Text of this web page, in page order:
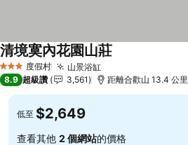
3 星級 度假村 山景浴缸查看價格
清境寞內花園山莊
8.9 超級讚 3,561 距離合歡山 13.4 公里
低至 $2,649
查看其他 2 個網站的價格